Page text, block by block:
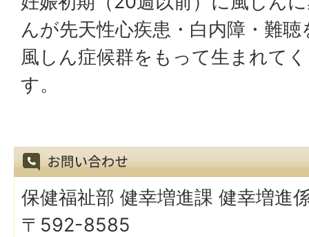
んが先天性心疾患・白内障・難
風しん症候群をもって生まれて
す。
保健福祉部 健幸増進課 健幸増進
〒592-8585